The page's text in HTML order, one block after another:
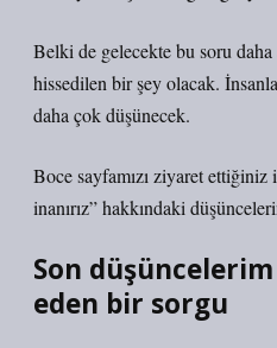
Belki de gelecekte bu soru daha
hissedilen bir şey olacak.
daha çok düşünecek.
Boce sayfamızı ziyaret
inanırız” hakkındaki
Son
eden bir sorgu